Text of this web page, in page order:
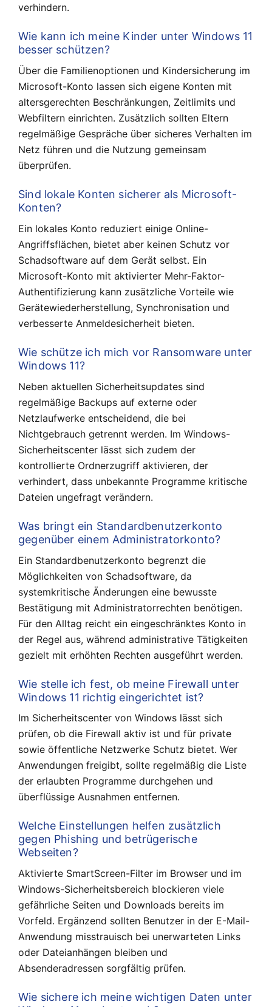
verhindern.
Wie kann ich meine Kinder unter Windows 11
besser schützen?
Über die Familienoptionen und Kindersicherung im
Microsoft-Konto lassen sich eigene Konten mit
altersgerechten Beschränkungen, Zeitlimits und
Webfiltern einrichten. Zusätzlich sollten Eltern
regelmäßige Gespräche über sicheres Verhalten im
Netz führen und die Nutzung gemeinsam
überprüfen.
Sind lokale Konten sicherer als Microsoft-
Konten?
Ein lokales Konto reduziert einige Online-
Angriffsflächen, bietet aber keinen Schutz vor
Schadsoftware auf dem Gerät selbst. Ein
Microsoft-Konto mit aktivierter Mehr-Faktor-
Authentifizierung kann zusätzliche Vorteile wie
Gerätewiederherstellung, Synchronisation und
verbesserte Anmeldesicherheit bieten.
Wie schütze ich mich vor Ransomware unter
Windows 11?
Neben aktuellen Sicherheitsupdates sind
regelmäßige Backups auf externe oder
Netzlaufwerke entscheidend, die bei
Nichtgebrauch getrennt werden. Im Windows-
Sicherheitscenter lässt sich zudem der
kontrollierte Ordnerzugriff aktivieren, der
verhindert, dass unbekannte Programme kritische
Dateien ungefragt verändern.
Was bringt ein Standardbenutzerkonto
gegenüber einem Administratorkonto?
Ein Standardbenutzerkonto begrenzt die
Möglichkeiten von Schadsoftware, da
systemkritische Änderungen eine bewusste
Bestätigung mit Administratorrechten benötigen.
Für den Alltag reicht ein eingeschränktes Konto in
der Regel aus, während administrative Tätigkeiten
gezielt mit erhöhten Rechten ausgeführt werden.
Wie stelle ich fest, ob meine Firewall unter
Windows 11 richtig eingerichtet ist?
Im Sicherheitscenter von Windows lässt sich
prüfen, ob die Firewall aktiv ist und für private
sowie öffentliche Netzwerke Schutz bietet. Wer
Anwendungen freigibt, sollte regelmäßig die Liste
der erlaubten Programme durchgehen und
überflüssige Ausnahmen entfernen.
Welche Einstellungen helfen zusätzlich
gegen Phishing und betrügerische
Webseiten?
Aktivierte SmartScreen-Filter im Browser und im
Windows-Sicherheitsbereich blockieren viele
gefährliche Seiten und Downloads bereits im
Vorfeld. Ergänzend sollten Benutzer in der E-Mail-
Anwendung misstrauisch bei unerwarteten Links
oder Dateianhängen bleiben und
Absenderadressen sorgfältig prüfen.
Wie sichere ich meine wichtigen Daten unter